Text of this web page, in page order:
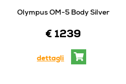
Olympus OM-5 Body Silver
€ 1239
dettagli